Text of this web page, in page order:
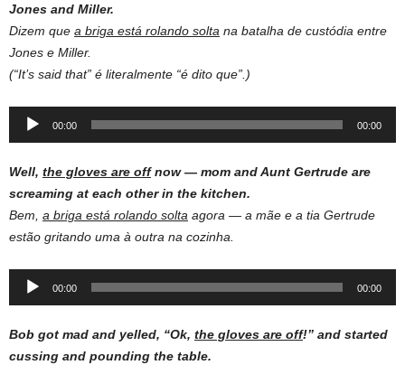
Jones and Miller.
Dizem que a briga está rolando solta na batalha de custódia entre
Jones e Miller.
(“It’s said that” é literalmente “é dito que”.)
Audio
00:00 00:00
Well, the gloves are offnow — mom and Aunt Gertrude are
screaming at each other in the kitchen.
Bem, a briga está rolando solta agora — a mãe e a tia Gertrude
estão gritando uma à outra na cozinha.
Audio
00:00 00:00
Bob got mad and yelled, “Ok, the gloves are off!” and started
cussing and pounding the table.